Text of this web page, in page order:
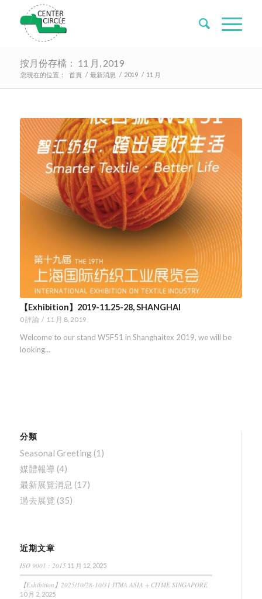
按月份存檔： 11 月, 2019
您現在的位置： 首頁 / 最新消息 / 2019 / 11 月
【Exhibition】2019-11.25-28, SHANGHAI
0 評論 / 11 月 8, 2019
Welcome to our stand W5F51 in Shanghaitex 2019, we will be
looking…
分類
Seasonal Greeting (1)
媒體報導 (4)
最新展覽消息 (17)
過去展覽 (35)
近期文章
ISO 9001 : 2015 11 月 12, 2025
【Exhibition】2025/10/28-10/31 ITMA ASIA + CITME SINGAPORE
10 月 2, 2025